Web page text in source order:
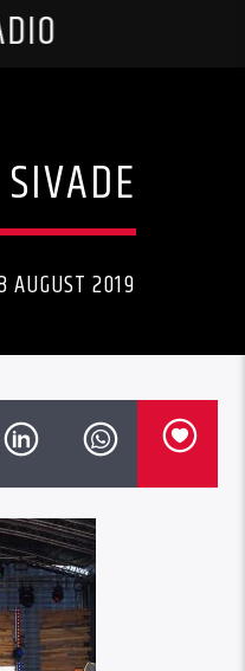
AUGUST 2019